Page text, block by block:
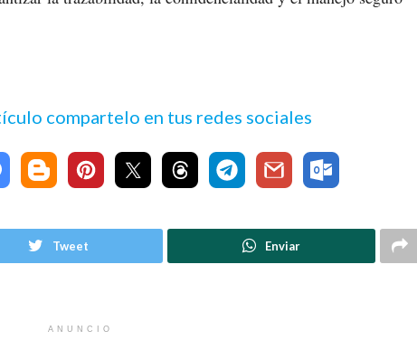
compartelo en tus redes sociales
Tweet Enviar
ANUNCIO